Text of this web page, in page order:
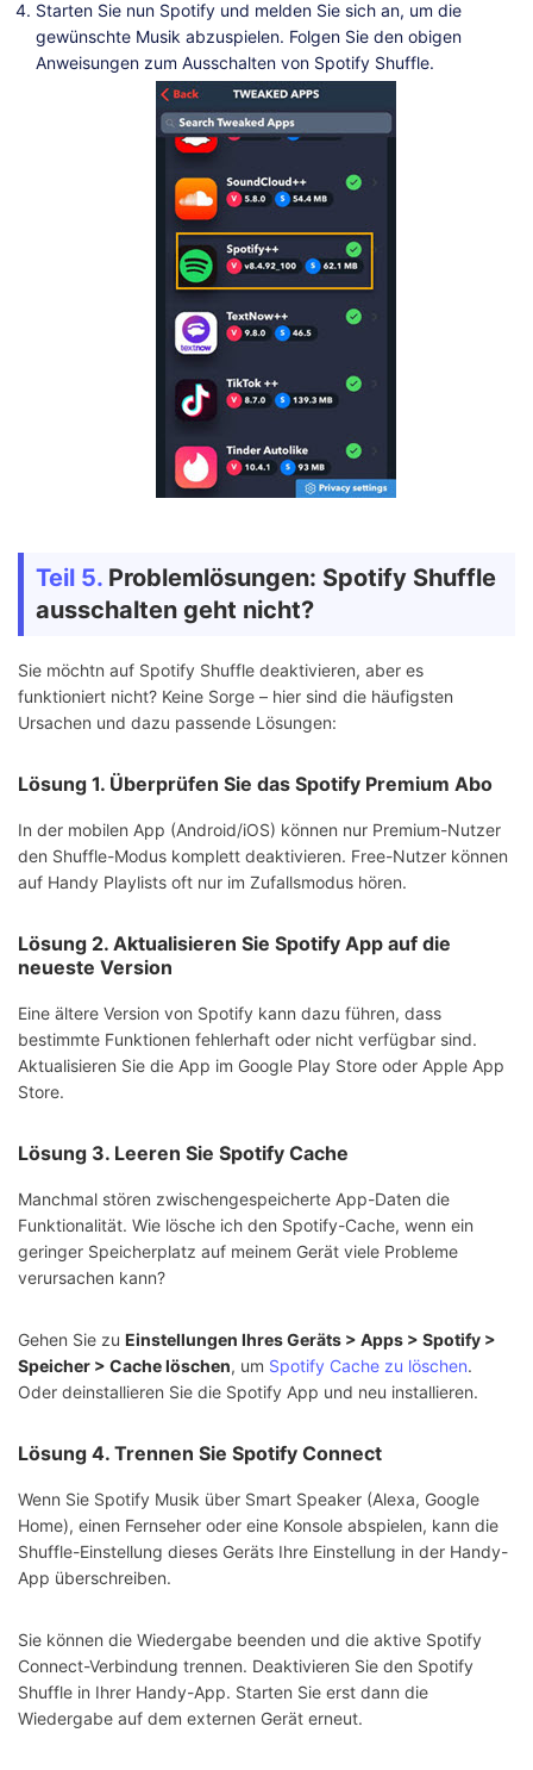
Starten Sie nun Spotify und melden Sie sich an, um die
gewünschte Musik abzuspielen. Folgen Sie den obigen
Anweisungen zum Ausschalten von Spotify Shuffle.
Teil 5. Problemlösungen: Spotify Shuffle
ausschalten geht nicht?
Sie möchtn auf Spotify Shuffle deaktivieren, aber es
funktioniert nicht? Keine Sorge – hier sind die häufigsten
Ursachen und dazu passende Lösungen:
Lösung 1. Überprüfen Sie das Spotify Premium Abo
In der mobilen App (Android/iOS) können nur Premium-Nutzer
den Shuffle-Modus komplett deaktivieren. Free-Nutzer können
auf Handy Playlists oft nur im Zufallsmodus hören.
Lösung 2. Aktualisieren Sie Spotify App auf die
neueste Version
Eine ältere Version von Spotify kann dazu führen, dass
bestimmte Funktionen fehlerhaft oder nicht verfügbar sind.
Aktualisieren Sie die App im Google Play Store oder Apple App
Store.
Lösung 3. Leeren Sie Spotify Cache
Manchmal stören zwischengespeicherte App-Daten die
Funktionalität. Wie lösche ich den Spotify-Cache, wenn ein
geringer Speicherplatz auf meinem Gerät viele Probleme
verursachen kann?
Gehen Sie zu Einstellungen Ihres Geräts > Apps > Spotify >
Speicher > Cache löschen, um Spotify Cache zu löschen.
Oder deinstallieren Sie die Spotify App und neu installieren.
Lösung 4. Trennen Sie Spotify Connect
Wenn Sie Spotify Musik über Smart Speaker (Alexa, Google
Home), einen Fernseher oder eine Konsole abspielen, kann die
Shuffle-Einstellung dieses Geräts Ihre Einstellung in der Handy-
App überschreiben.
Sie können die Wiedergabe beenden und die aktive Spotify
Connect-Verbindung trennen. Deaktivieren Sie den Spotify
Shuffle in Ihrer Handy-App. Starten Sie erst dann die
Wiedergabe auf dem externen Gerät erneut.